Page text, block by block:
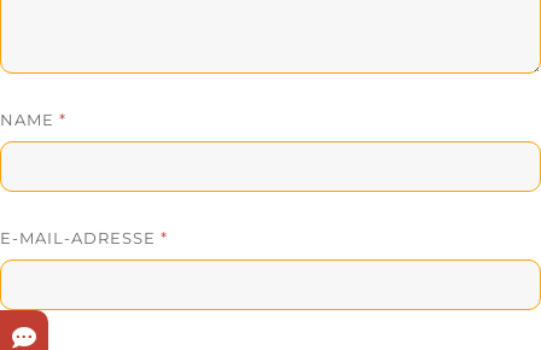
NAME *
E-MAIL-ADRESSE *